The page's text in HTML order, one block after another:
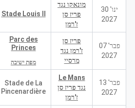
ינו' 30
2027
מונאקו נגד
פריז סן
ז'רמן
Stade Louis II
פבר' 07
2027
פריז סן
ז'רמן נגד
מרסיי
Parc des
Princes
מפת ישיבה
פבר' 13
2027
Le Mans
נגד פריז סן
ז'רמן
Stade de La
Pincenardière